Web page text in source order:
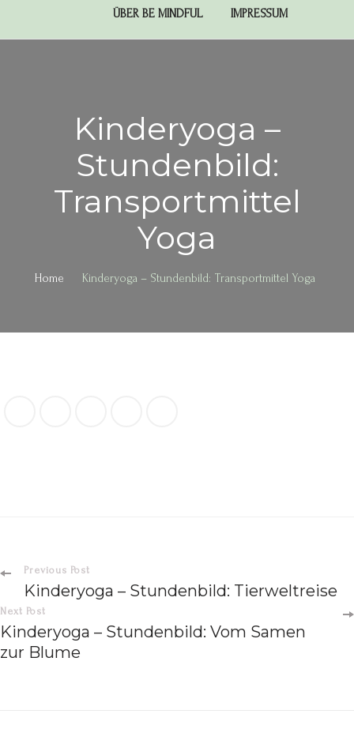
ÜBER BE MINDFUL IMPRESSUM
Kinderyoga –
Stundenbild:
Transportmittel
Yoga
Home Kinderyoga – Stundenbild: Transportmittel Yoga
Previous Post
Kinderyoga – Stundenbild: Tierweltreise
Next Post
Kinderyoga – Stundenbild: Vom Samen
zur Blume